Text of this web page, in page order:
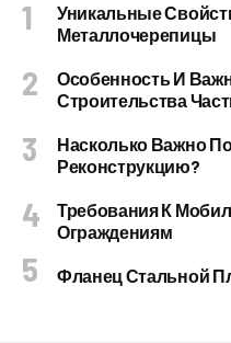
Уникальные
Металлочерепицы
Особенность И
Строительства
Насколько Важно
Реконструкцию?
Требования К
Ограждениям
Фланец Стальной